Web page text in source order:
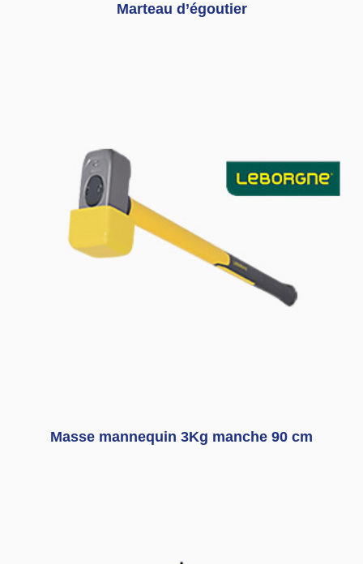
Marteau d’égoutier
Masse mannequin 3Kg manche 90 cm